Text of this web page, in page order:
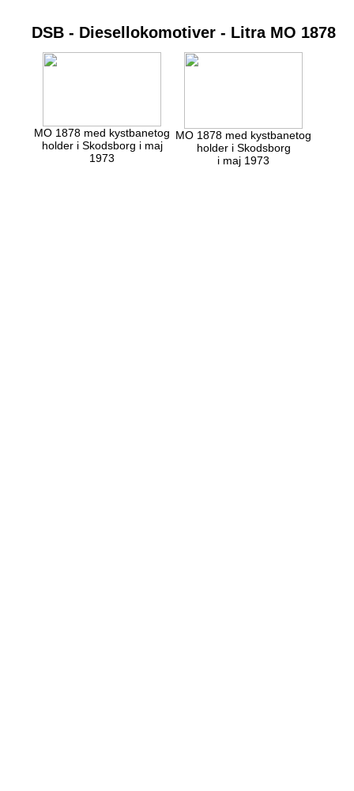
DSB - Diesellokomotiver - Litra MO 1878
MO 1878 med kystbanetog
holder i Skodsborg i maj
1973
MO 1878 med kystbanetog
holder i Skodsborg
i maj 1973